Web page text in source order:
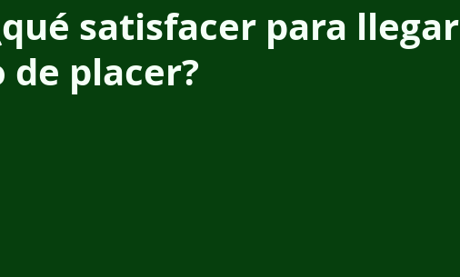
satisfacer para llegar
de placer?